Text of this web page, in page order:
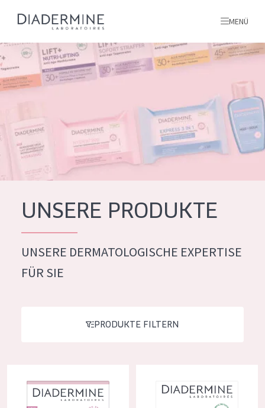
PRODUKTTYP
Feuchtigkeit und Ausstrahlung
Hautregeneration
Tagescreme
ALLE PRODUKTE
Alle produkte
MENÜ
inhaltsstoffe
Über uns
Inspiration
Kontakt
French
UNSERE PRODUKTE
UNSERE DERMATOLOGISCHE EXPERTISE
FÜR SIE
PRODUKTE FILTERN